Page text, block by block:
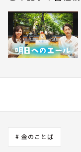
# 金のことば